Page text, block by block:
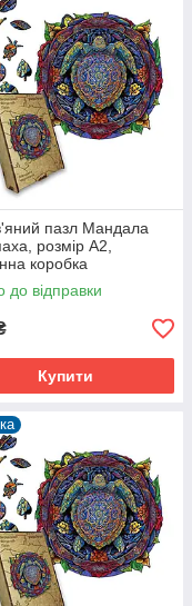
пазл Мандала
розмір А2,
коробка
до відправки
Купити